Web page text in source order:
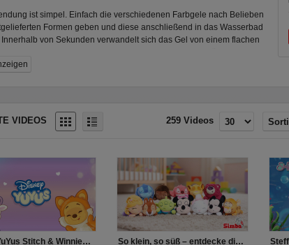
ist simpel. Einfach die verschiedenen Farbgele nach Belieben
Formen geben und diese anschließend in das Wasserbad
von Sekunden verwandelt sich das Gel von einem flachen
und vieles mehr. Kinder ab fünf Jahren können ihrer Kreativität
VIDEOS 259 Videos
Disney YuYus Stitch & Winnie Puuh - Wave 2 So klein, so süß – entdecke die Disney Snuglets XS!